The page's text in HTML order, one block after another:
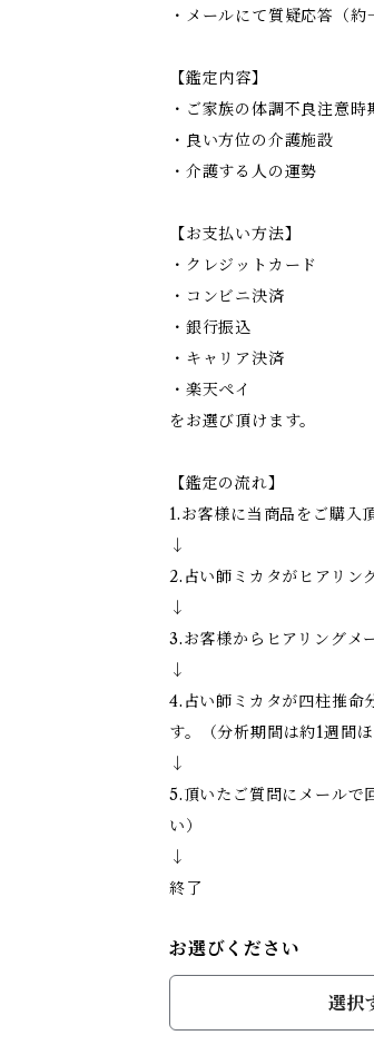
・メールにて質疑応答（約
【鑑定内容】
・ご家族の体調不良注意時
・良い方位の介護施設
・介護する人の運勢
【お支払い方法】
・クレジットカード
・コンビニ決済
・銀行振込
・キャリア決済
・楽天ペイ
をお選び頂けます。
【鑑定の流れ】
1.お客様に当商品をご購入
↓
2.占い師ミカタがヒアリン
↓
3.お客様からヒアリングメ
↓
4.占い師ミカタが四柱推命
す。（分析期間は約1週間
↓
5.頂いたご質問にメールで
い）
↓
終了
お選びください
選択